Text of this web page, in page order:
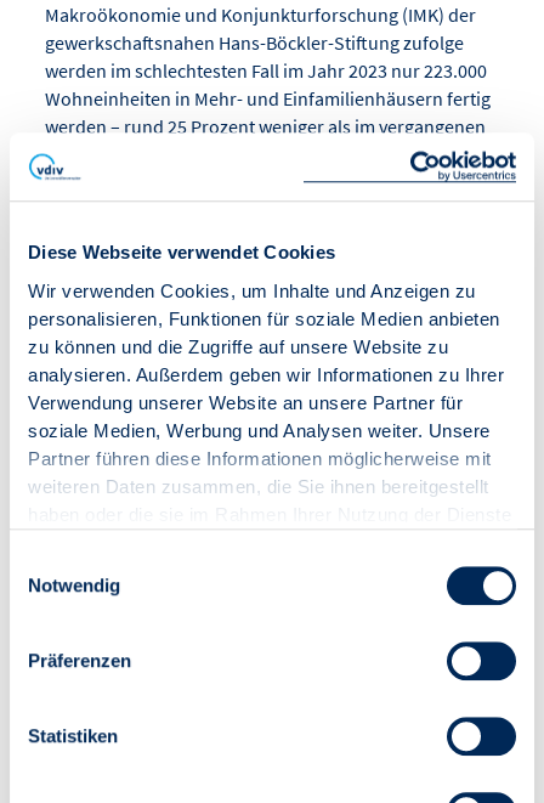
Diese Webseite verwendet Cookies
Wir verwenden Cookies, um Inhalte und Anzeigen zu
personalisieren, Funktionen für soziale Medien anbieten
zu können und die Zugriffe auf unsere Website zu
analysieren. Außerdem geben wir Informationen zu Ihrer
Verwendung unserer Website an unsere Partner für
soziale Medien, Werbung und Analysen weiter. Unsere
Partner führen diese Informationen möglicherweise mit
weiteren Daten zusammen, die Sie ihnen bereitgestellt
Notwendig
Präferenzen
Statistiken
Makroökonomie und Konjunkturforschung (IMK) der
gewerkschaftsnahen Hans-Böckler-Stiftung zufolge
werden im schlechtesten Fall im Jahr 2023 nur 223.000
Wohneinheiten in Mehr- und Einfamilienhäusern fertig
werden – rund 25 Prozent weniger als im vergangenen
Jahr.
weiterer Rückgang auf 177.000 Wohnungen möglich.
Baubranche noch von einem hohen Auftragsbestand
profitiere, wobei derzeit bereits viele Aufträge storniert
werden. Ein Ende des Bauabschwungs scheine
angesichts rückläufiger Nachfrage, weiterer
Leitzinserhöhungen und zusätzlicher Straffungen der
Kreditvergabe durch die Banken nicht in Sicht. Das IMK
befürchtet einen Kapazitätsabbau, durch den das
verfügbare Angebot auch mittelfristig weit hinter dem
Als eine Lösung schlagen die Wissenschaftler die
Wohnungsbau vor, da diese in der Regel direkt an der
Senkung der Finanzierungskosten ansetzten.
Erbbaurecht.